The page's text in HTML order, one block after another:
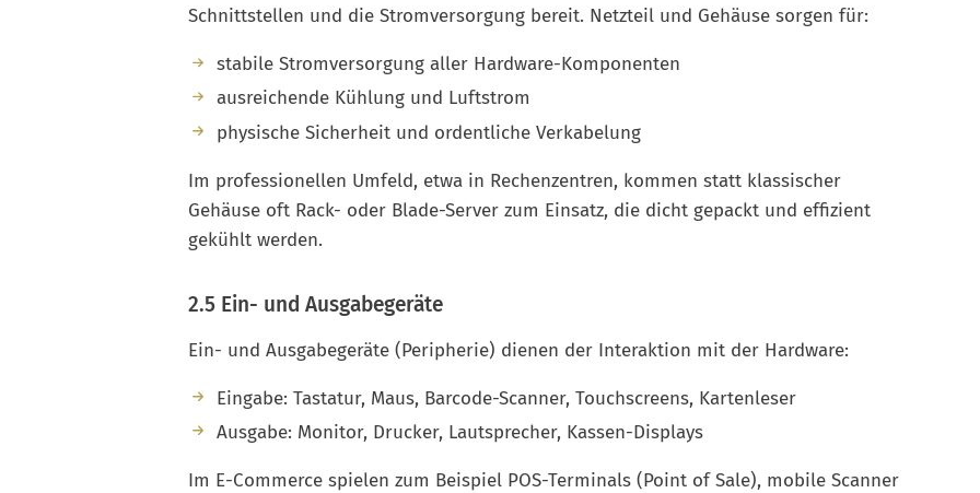
Schnittstellen und die Stromversorgung bereit. Netzteil und Gehäuse sorgen für:
stabile Stromversorgung aller Hardware-Komponenten
ausreichende Kühlung und Luftstrom
physische Sicherheit und ordentliche Verkabelung
Im professionellen Umfeld, etwa in Rechenzentren, kommen statt klassischer
Gehäuse oft Rack- oder Blade-Server zum Einsatz, die dicht gepackt und effizient
gekühlt werden.
2.5 Ein- und Ausgabegeräte
Ein- und Ausgabegeräte (Peripherie) dienen der Interaktion mit der Hardware:
Eingabe: Tastatur, Maus, Barcode-Scanner, Touchscreens, Kartenleser
Ausgabe: Monitor, Drucker, Lautsprecher, Kassen-Displays
Im E-Commerce spielen zum Beispiel POS-Terminals (Point of Sale), mobile Scanner